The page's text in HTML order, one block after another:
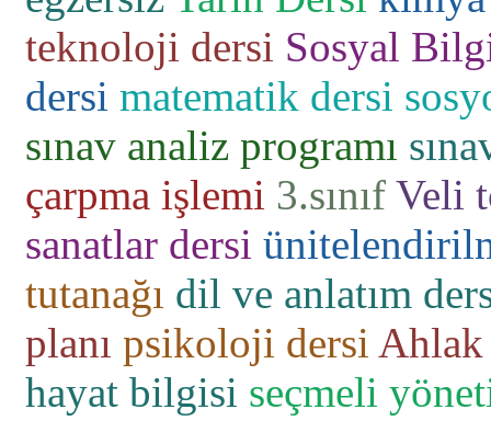
teknoloji dersi Sosyal
dersi matematik dersi
sınav analiz programı
çarpma işlemi 3.sınıf Veli
sanatlar dersi
tutanağı dil ve anlatım
planı psikoloji dersi Ahlak
hayat bilgisi seçmeli